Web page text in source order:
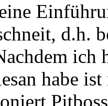
d.h.
ich
habe